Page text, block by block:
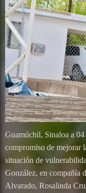
Guamúchil, Sinaloa a
compromiso de mejorar
situación de
González, en compañía
Alvarado, Rosalinda